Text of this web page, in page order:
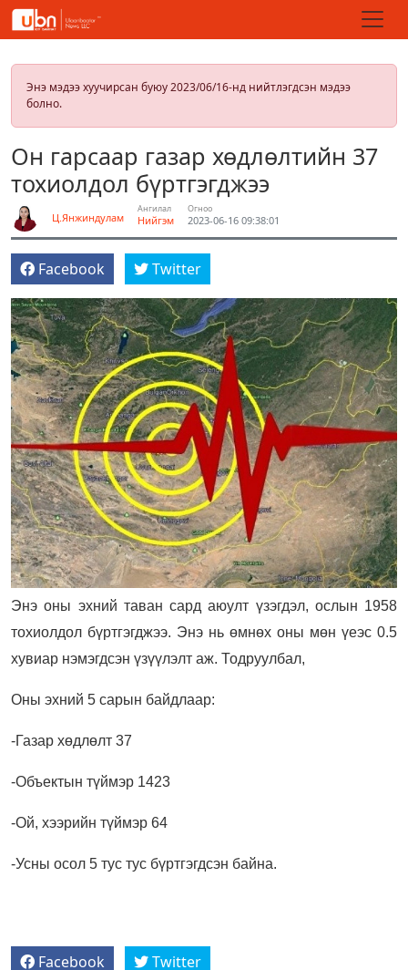
Энэ мэдээ хуучирсан буюу 2023/06/16-нд нийтлэгдсэн мэдээ
болно.
Он гарсаар газар хөдлөлтийн 37
тохиолдол бүртгэгджээ
Ц.Янжиндулам
Ангилал
Нийгэм
Огноо
2023-06-16 09:38:01
Facebook Twitter
Энэ оны эхний таван сард аюулт үзэгдэл, ослын 1958
тохиолдол бүртгэгджээ. Энэ нь өмнөх оны мөн үеэс 0.5
хувиар нэмэгдсэн үзүүлэлт аж. Тодруулбал,
Оны эхний 5 сарын байдлаар:
-Газар хөдлөлт 37
-Объектын түймэр 1423
-Ой, хээрийн түймэр 64
-Усны осол 5 тус тус бүртгэгдсэн байна.
Facebook Twitter